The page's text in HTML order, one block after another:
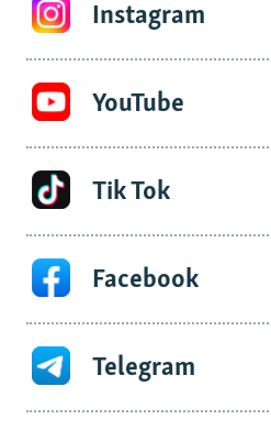
Instagram
YouTube
Tik Tok
Facebook
Telegram